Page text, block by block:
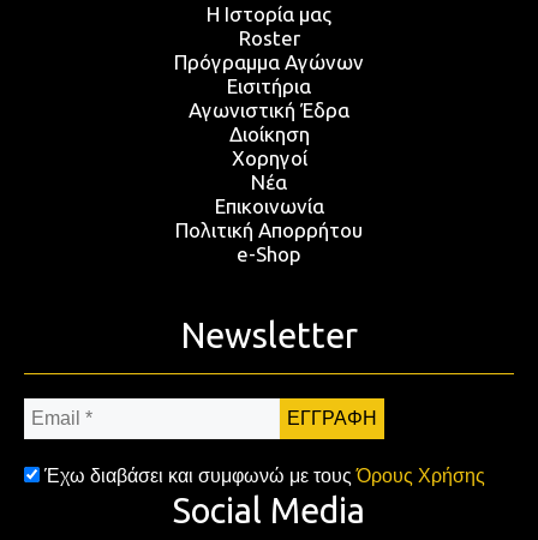
Η Ιστορία μας
Roster
Πρόγραμμα Αγώνων
Εισιτήρια
Αγωνιστική Έδρα
Διοίκηση
Χορηγοί
Νέα
Επικοινωνία
Πολιτική Απορρήτου
e-Shop
Newsletter
Email
*
Έχω διαβάσει και συμφωνώ με τουςΌρους Χρήσης
Social Media